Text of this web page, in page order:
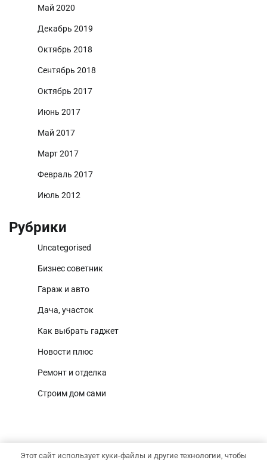
Май 2020
Декабрь 2019
Октябрь 2018
Сентябрь 2018
Октябрь 2017
Июнь 2017
Май 2017
Март 2017
Февраль 2017
Июль 2012
Рубрики
Uncategorised
Бизнес советник
Гараж и авто
Дача, участок
Как выбрать гаджет
Новости плюс
Ремонт и отделка
Строим дом сами
Этот сайт использует куки-файлы и другие технологии, чтобы